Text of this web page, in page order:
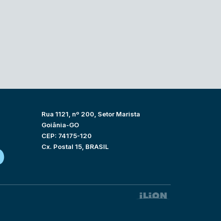
Rua 1121, nº 200, Setor Marista
Goiânia-GO
CEP: 74175-120
Cx. Postal 15, BRASIL